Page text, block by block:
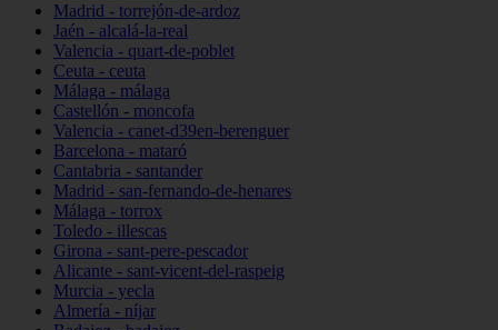
Madrid - torrejón-de-ardoz
Jaén - alcalá-la-real
Valencia - quart-de-poblet
Ceuta - ceuta
Málaga - málaga
Castellón - moncofa
Valencia - canet-d39en-berenguer
Barcelona - mataró
Cantabria - santander
Madrid - san-fernando-de-henares
Málaga - torrox
Toledo - illescas
Girona - sant-pere-pescador
Alicante - sant-vicent-del-raspeig
Murcia - yecla
Almería - níjar